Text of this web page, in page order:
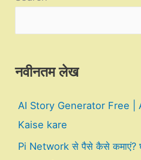
नवीनतम लेख
AI Story Generator Free |
Kaise kare
Pi Network से पैसे कैसे कमाएं?